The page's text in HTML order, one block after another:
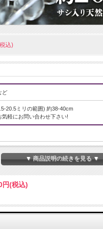
込)
ど
20.5ミリの範囲) 約38-40cm
気軽にお問い合わせ下さい!
晶【クリスタル】
▼ 商品説明の続きを見る ▼
円(税込)